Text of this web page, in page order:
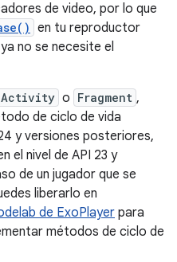
de video, por lo que
en tu reproductor
no se necesite el
Activity o Fragment ,
de ciclo de vida
y versiones posteriores,
el nivel de API 23 y
de un jugador que se
liberarlo en
de ExoPlayerpara
métodos de ciclo de